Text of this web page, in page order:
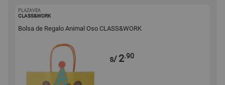
PLAZAVEA
CLASS&WORK
Bolsa de Regalo Animal Oso CLASS&WORK
s/ 2.90